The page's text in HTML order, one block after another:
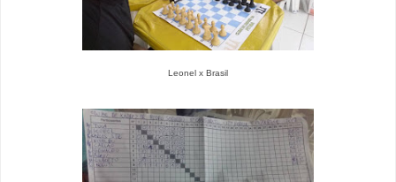
Leonel x Brasil